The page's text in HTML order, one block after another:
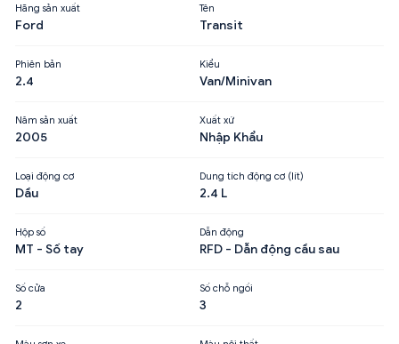
Hãng sản xuất
Ford
Tên
Transit
Phiên bản
2.4
Kiểu
Van/Minivan
Năm sản xuất
2005
Xuất xứ
Nhập Khẩu
Loại động cơ
Dầu
Dung tích động cơ (lít)
2.4 L
Hộp số
MT - Số tay
Dẫn động
RFD - Dẫn động cầu sau
Số cửa
2
Số chỗ ngồi
3